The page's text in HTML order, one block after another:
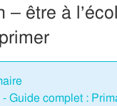
être à
Guide complet :